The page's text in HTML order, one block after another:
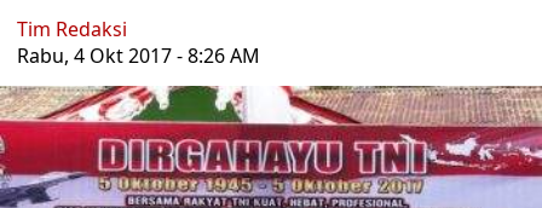
Tim Redaksi
Rabu, 4 Okt 2017 - 8:26 AM